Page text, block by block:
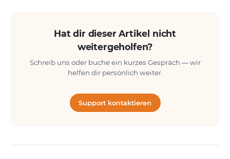
Hat dir dieser Artikel nicht
weitergeholfen?
Schreib uns oder buche ein kurzes Gespräch — wir
helfen dir persönlich weiter.
Support kontaktieren